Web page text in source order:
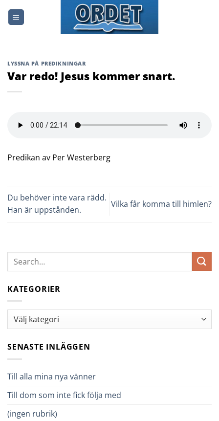
LYSSNA PÅ PREDIKNINGAR
Var redo! Jesus kommer snart.
Predikan av Per Westerberg
Du behöver inte vara rädd.
Han är uppstånden.
Vilka får komma till himlen?
KATEGORIER
Kategorier
SENASTE INLÄGGEN
Till alla mina nya vänner
Till dom som inte fick följa med
(ingen rubrik)